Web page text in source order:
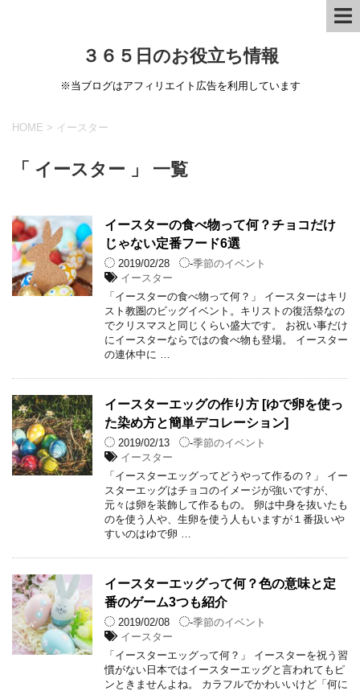
３６５日のお役立ち情報
※当ブログはアフィリエイト広告を利用しています
HOME > イースター
「 イースター 」 一覧
イースターの食べ物って何？チョコだけ
じゃない定番フード6選
2019/02/28 -季節のイベント
イースター
「イースターの食べ物って何？」 イースターはキリ
スト教圏のビッグイベント。キリストの復活祭なの
でクリスマスと同じくらい盛大です。 お祝い事だけ
にイースターならではの食べ物も登場。 イースター
の連休中に …
イースターエッグの作り方 [ゆで卵を使っ
た染め方と簡単デコレーション]
2019/02/13 -季節のイベント
イースター
「イースターエッグってどうやって作るの？」 イー
スターエッグはチョコのイメージが強いですが、
元々は卵を装飾して作るもの。 卵は中身を抜いたも
のを使う人や、生卵を使う人もいますが１番扱いや
すいのはゆで卵 …
イースターエッグって何？色の意味と定
番のゲーム3つも紹介
2019/02/08 -季節のイベント
イースター
「イースターエッグって何？」 イースターを祝う習
慣がない日本ではイースターエッグと言われてもピ
ンときませんよね。 カラフルでかわいいけど「何に